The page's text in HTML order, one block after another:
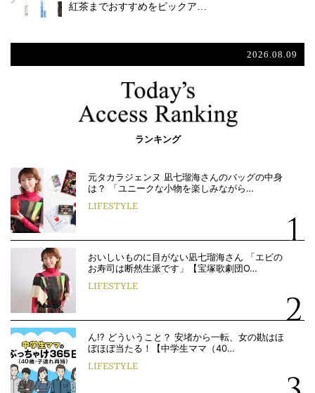
紅茶までおすすめをピックア…
2026.08.09
ランキング
元タカラジェンヌ 凪七瑠海さんのバッグの中身
は？ 「ユニークな小物を楽しみながら…
LIFESTYLE
おいしいものに目がない凪七瑠海さん 「エビの
お寿司は断然生派です」【宝塚歌劇団O…
LIFESTYLE
ん!? どういうこと？ 安堵から一転、女の勘はほ
ぼほぼ当たる！【中学生ママ（40…
LIFESTYLE